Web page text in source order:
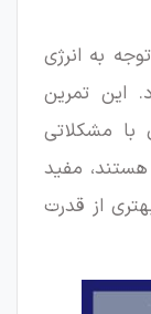
به انرژی
این تمرین
با مشکلاتی
مفید
از قدرت